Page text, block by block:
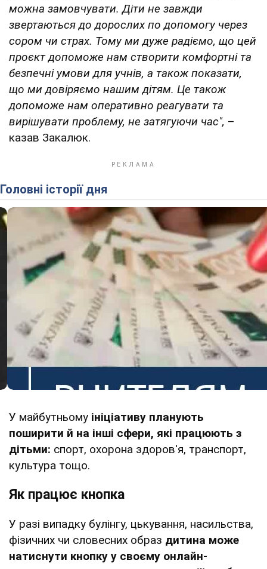
можна замовчувати. Діти не завжди
звертаються до дорослих по допомогу через
сором чи страх. Тому ми дуже радіємо, що цей
проєкт допоможе нам створити комфортні та
безпечні умови для учнів, а також показати,
що ми довіряємо нашим дітям. Це також
допоможе нам оперативно реагувати та
вирішувати проблему, не затягуючи час", –
казав Закалюк.
Головні історії дня
У майбутньому ініціативу планують
поширити й на інші сфери, які працюють з
дітьми: спорт, охорона здоров'я, транспорт,
культура тощо.
Як працює кнопка
У разі випадку булінгу, цькування, насильства,
фізичних чи словесних образ дитина може
натиснути кнопку у своєму онлайн-